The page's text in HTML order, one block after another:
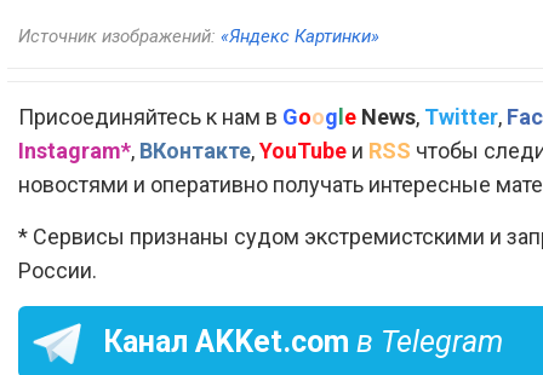
Источник изображений: «Яндекс Картинки»
Присоединяйтесь к нам в Goog e News, Twitter,
Instagram*, ВКонтакте,YouTube и RSS чтобы
новостями и оперативно получать интересные
* Сервисы признаны судом экстремистскими и
России.
Канал AKKet.com в Telegram